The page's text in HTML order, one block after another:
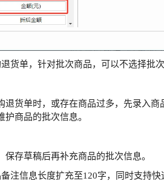
货单，针对批次商品，可以不选择批
退货单时，或存在商品过多，先录入
护商品的批次信息。
保存草稿后再补充商品的批次信息。
注信息长度扩充至120字，同时支持